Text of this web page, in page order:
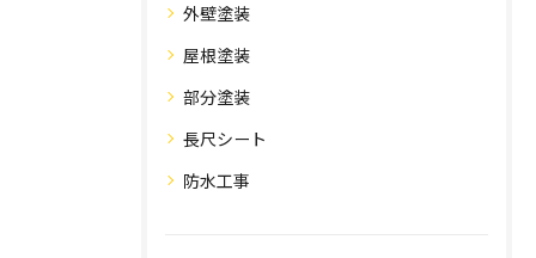
外壁塗装
屋根塗装
部分塗装
長尺シート
防水工事